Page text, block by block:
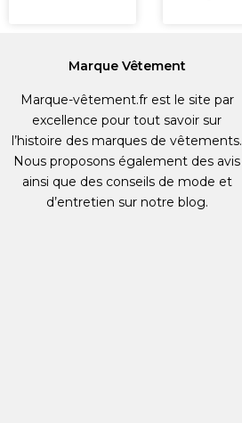
Marque Vêtement
Marque-vêtement.fr est le site par
excellence pour tout savoir sur
l’histoire des marques de vêtements.
Nous proposons également des avis
ainsi que des conseils de mode et
d’entretien sur notre blog.